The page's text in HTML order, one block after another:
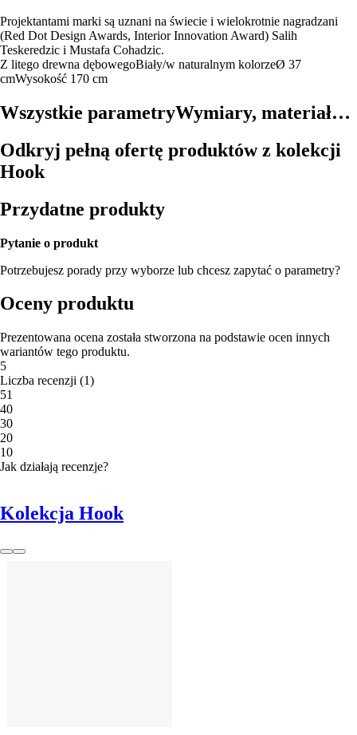
Projektantami marki są uznani na świecie i wielokrotnie nagradzani
(Red Dot Design Awards, Interior Innovation Award) Salih
Teskeredzic i Mustafa Cohadzic.
Z litego drewna dębowegoBiały/w naturalnym kolorzeØ 37
cmWysokość 170 cm
Wszystkie parametryWymiary, materiał…
Odkryj pełną ofertę produktów z kolekcji
Hook
Przydatne produkty
Pytanie o produkt
Potrzebujesz porady przy wyborze lub chcesz zapytać o parametry?
Oceny produktu
Prezentowana ocena została stworzona na podstawie ocen innych
wariantów tego produktu.
5
Liczba recenzji (1)
51
40
30
20
10
Jak działają recenzje?
Kolekcja Hook